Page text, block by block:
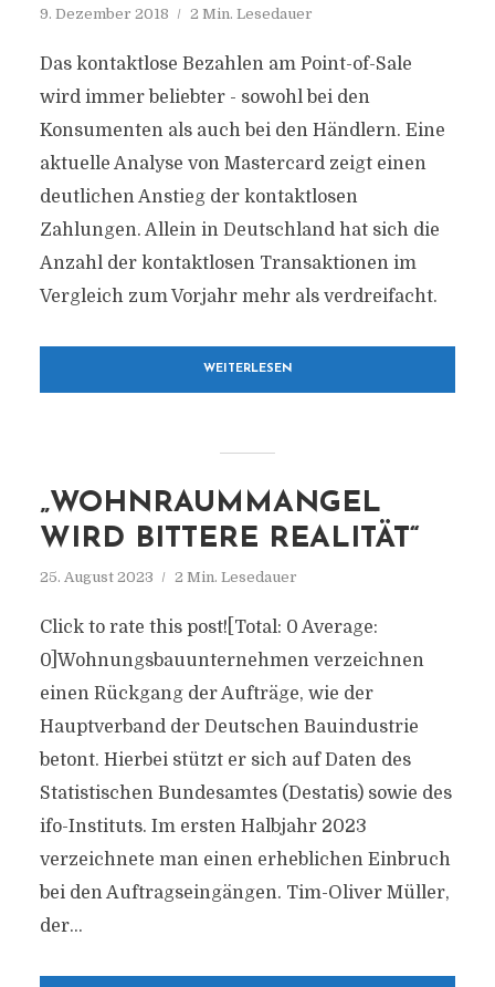
9. Dezember 2018 2 Min. Lesedauer
Das kontaktlose Bezahlen am Point-of-Sale
wird immer beliebter - sowohl bei den
Konsumenten als auch bei den Händlern. Eine
aktuelle Analyse von Mastercard zeigt einen
deutlichen Anstieg der kontaktlosen
Zahlungen. Allein in Deutschland hat sich die
Anzahl der kontaktlosen Transaktionen im
Vergleich zum Vorjahr mehr als verdreifacht.
WEITERLESEN
„WOHNRAUMMANGEL
WIRD BITTERE REALITÄT“
25. August 2023 2 Min. Lesedauer
Click to rate this post![Total: 0 Average:
0]Wohnungsbauunternehmen verzeichnen
einen Rückgang der Aufträge, wie der
Hauptverband der Deutschen Bauindustrie
betont. Hierbei stützt er sich auf Daten des
Statistischen Bundesamtes (Destatis) sowie des
ifo-Instituts. Im ersten Halbjahr 2023
verzeichnete man einen erheblichen Einbruch
bei den Auftragseingängen. Tim-Oliver Müller,
der...